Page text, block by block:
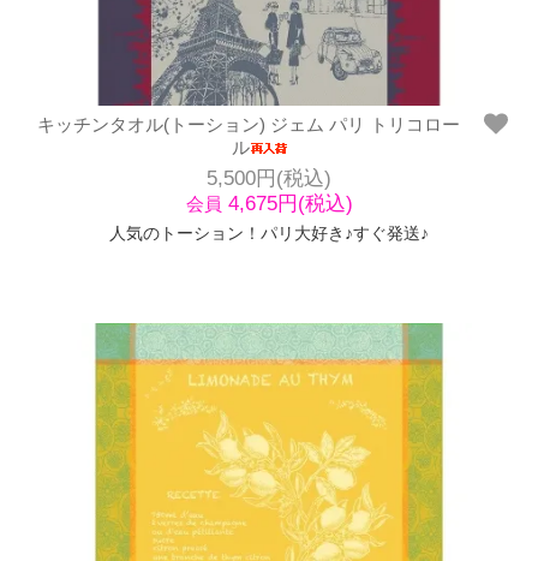
キッチンタオル(トーション) ジェム パリ トリコロー
ル
5,500円(税込)
会員 4,675円(税込)
人気のトーション！パリ大好き♪すぐ発送♪